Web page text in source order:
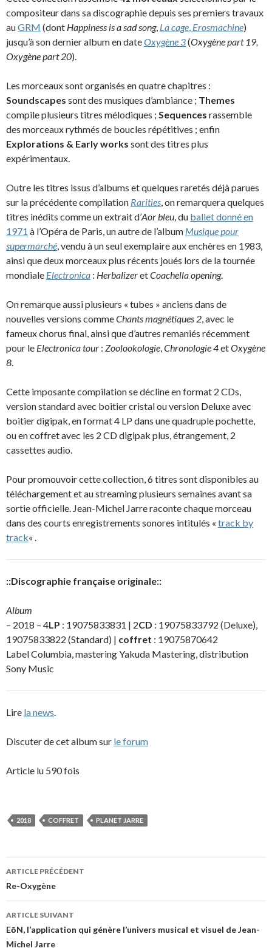
compositeur dans sa discographie depuis ses premiers travaux
auGRM (dont Happiness is a sad song, La cage, Erosmachine)
jusqu’à son dernier album en dateOxygène 3(Oxygène part 19,
Oxygène part 20).
Les morceaux sont organisés en quatre chapitres :
Soundscapes sont des musiques d’ambiance ; Themes
compile plusieurs titres mélodiques ; Sequences rassemble
des morceaux rythmés de boucles répétitives ; enfin
Explorations & Early works sont des titres plus
expérimentaux.
Outre les titres issus d’albums et quelques raretés déjà parues
sur la précédente compilation Rarities, on remarquera quelques
titres inédits comme un extrait d’Aor bleu, du ballet donné en
1971 à l’Opéra de Paris, un autre de l’album Musique pour
supermarché, vendu à un seul exemplaire aux enchères en 1983,
ainsi que deux morceaux plus récents joués lors de la tournée
mondiale Electronica : HerbalizeretCoachella opening.
On remarque aussi plusieurs « tubes » anciens dans de
nouvelles versions commeChants magnétiques 2, avec le
fameux chorus final, ainsi que d’autres remaniés récemment
pour le Electronica tour : Zoolookologie,Chronologie 4etOxygène
8.
Cette imposante compilation se décline en format 2 CDs,
version standard avec boitier cristal ou version Deluxe avec
boitier digipak, en format 4 LP dans une quadruple pochette,
ou en coffret avec les 2 CD digipak plus, étrangement, 2
cassettes audio.
Pour promouvoir cette collection, 6 titres sont disponibles au
téléchargement et au streaming plusieurs semaines avant sa
sortie officielle. Jean-Michel Jarre raconte chaque morceau
dans des courts enregistrements sonores intitulés « track by
track« .
::Discographie française originale::
Album
– 2018 – 4LP : 19075833831 | 2CD : 19075833792 (Deluxe),
19075833822 (Standard) | coffret : 19075870642
Label Columbia, mastering Yakuda Mastering, distribution
Sony Music
Lire la news.
Discuter de cet album sur le forum
Article lu 590 fois
2018 COFFRET PLANET JARRE
Navigation
des
articles
ARTICLE PRÉCÉDENT
Re-Oxygène
ARTICLE SUIVANT
EōN, l’application qui génère l’univers musical et visuel de Jean-
Michel Jarre